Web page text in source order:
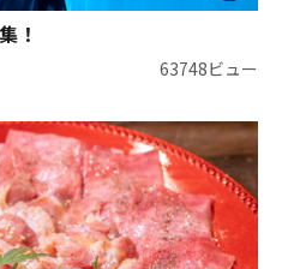
！
63748ビュー